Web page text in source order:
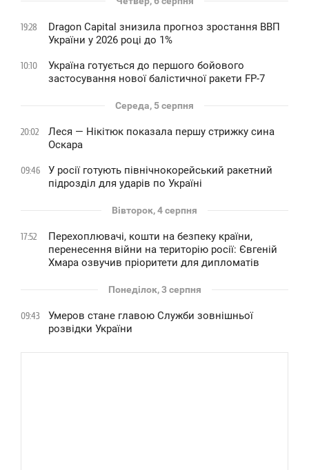
19:28
Dragon Capital знизила прогноз зростання ВВП
України у 2026 році до 1%
10:10
Україна готується до першого бойового
застосування нової балістичної ракети FP-7
Середа, 5 серпня
20:02
Леся — Нікітюк показала першу стрижку сина
Оскара
09:46
У росії готують північнокорейський ракетний
підрозділ для ударів по Україні
Вівторок, 4 серпня
17:52
Перехоплювачі, кошти на безпеку країни,
перенесення війни на територію росії: Євгеній
Хмара озвучив пріоритети для дипломатів
Понеділок, 3 серпня
09:43
Умеров стане главою Служби зовнішньої
розвідки України